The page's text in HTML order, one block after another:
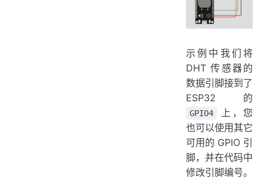
示例中我们将
DHT 传感器的
数据引脚接到了
ESP32 的
GPIO4
上，您
也可以使用其它
可用的 GPIO 引
脚，并在代码中
修改引脚编号。